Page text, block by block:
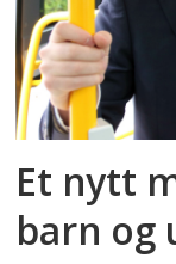
Et nytt
barn og